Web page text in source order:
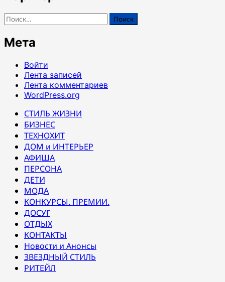
Найти:
Мета
Войти
Лента записей
Лента комментариев
WordPress.org
СТИЛЬ ЖИЗНИ
БИЗНЕС
ТЕХНОХИТ
ДОМ и ИНТЕРЬЕР
АФИША
ПЕРСОНА
ДЕТИ
МОДА
КОНКУРСЫ. ПРЕМИИ.
ДОСУГ
ОТДЫХ
КОНТАКТЫ
Новости и Анонсы
ЗВЕЗДНЫЙ СТИЛЬ
РИТЕЙЛ